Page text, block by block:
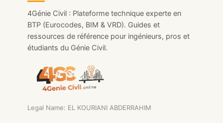
4Génie Civil : Plateforme technique experte en
BTP (Eurocodes, BIM & VRD). Guides et
ressources de référence pour ingénieurs, pros et
étudiants du Génie Civil.
Legal Name: EL KOURIANI ABDERRAHIM